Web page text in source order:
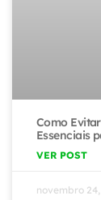
Como
Essenciais
VER POST
novembro